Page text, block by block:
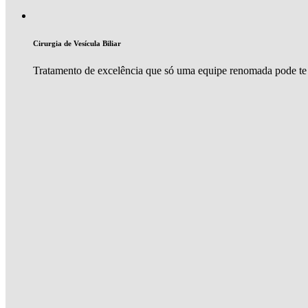
Cirurgia de Vesícula Biliar
Tratamento de excelência que só uma equipe renomada pode